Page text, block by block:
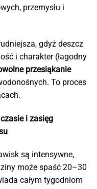
przemysłu i
gdyż deszcz
i charakter (łagodny
przesiąkanie
To proces
i zasięg
są intensywne,
może spaść 20–30
całym tygodniom